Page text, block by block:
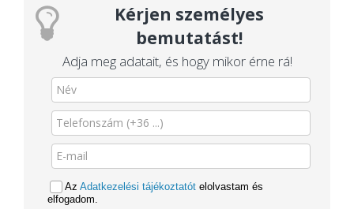
Kérjen személyes
bemutatást!
Adja meg adatait, és hogy mikor érne rá!
Az Adatkezelési tájékoztatót elolvastam és
elfogadom.